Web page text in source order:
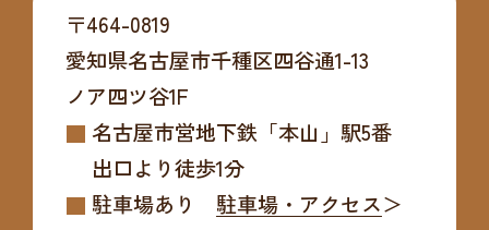
〒464-0819
愛知県名古屋市千種区四谷通1-13
ノア四ツ谷1F
名古屋市営地下鉄「本山」駅5番
出口より徒歩1分
駐車場あり
駐車場・アクセス